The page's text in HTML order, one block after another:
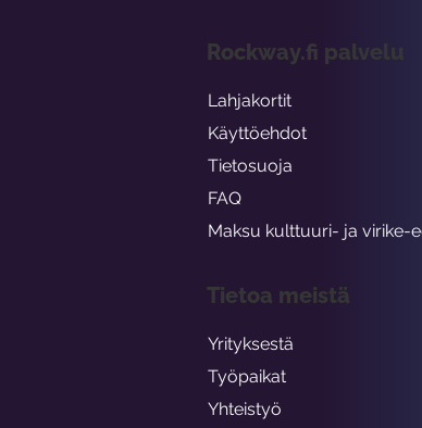
Rockway.fi palvelu
Lahjakortit
Käyttöehdot
Tietosuoja
FAQ
Maksu kulttuuri- ja virike-
Tietoa meistä
Yrityksestä
Työpaikat
Yhteistyö